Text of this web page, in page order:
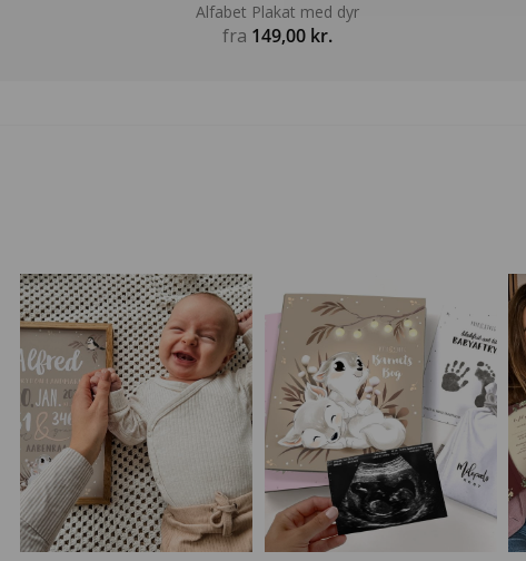
Alfabet Plakat med dyr
fra 149,00 kr.